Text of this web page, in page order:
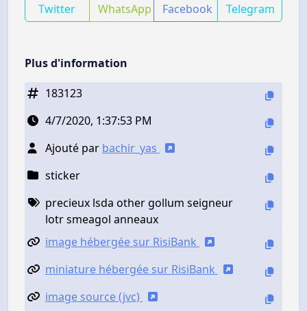
Twitter WhatsApp Facebook Telegram
Plus d'information
183123
4/7/2020, 1:37:53 PM
Ajouté par bachir_yas
sticker
precieux lsda other gollum seigneur
lotr smeagol anneaux
image hébergée sur RisiBank
miniature hébergée sur RisiBank
image source (jvc)